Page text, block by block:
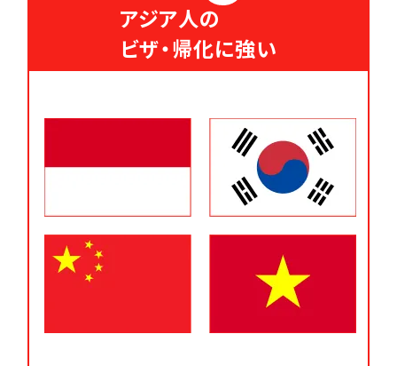
アジア人の
ビザ・帰化に強い